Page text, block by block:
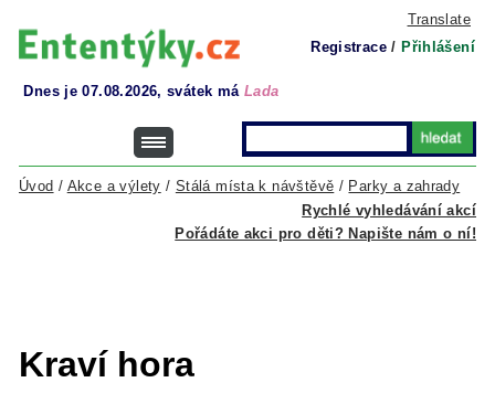
Translate
Registrace / Přihlášení
Dnes je 07.08.2026, svátek má Lada
Rychlé vyhledávání akcí
Úvod / Akce a výlety / Stálá místa k návštěvě / Parky a zahrady
Pořádáte akci pro děti? Napište nám o ní!
Kraví hora